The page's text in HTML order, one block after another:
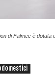
di Falmec è dotata